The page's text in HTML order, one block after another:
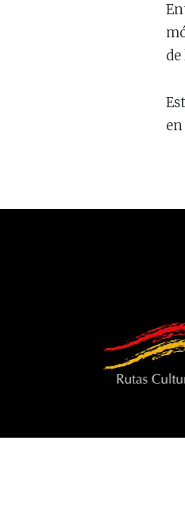
en